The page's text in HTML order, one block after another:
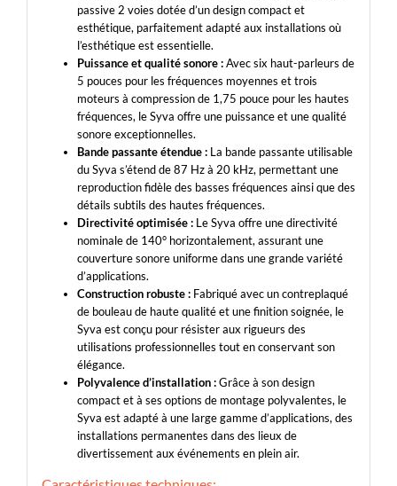
passive 2 voies dotée d’un design compact et
esthétique, parfaitement adapté aux installations où
l’esthétique est essentielle.
Puissance et qualité sonore :Avec six haut-parleurs de
5 pouces pour les fréquences moyennes et trois
moteurs à compression de 1,75 pouce pour les hautes
fréquences, le Syva offre une puissance et une qualité
sonore exceptionnelles.
Bande passante étendue :La bande passante utilisable
du Syva s’étend de 87 Hz à 20 kHz, permettant une
reproduction fidèle des basses fréquences ainsi que des
détails subtils des hautes fréquences.
Directivité optimisée :Le Syva offre une directivité
nominale de 140° horizontalement, assurant une
couverture sonore uniforme dans une grande variété
d’applications.
Construction robuste :Fabriqué avec un contreplaqué
de bouleau de haute qualité et une finition soignée, le
Syva est conçu pour résister aux rigueurs des
utilisations professionnelles tout en conservant son
élégance.
Polyvalence d’installation :Grâce à son design
compact et à ses options de montage polyvalentes, le
Syva est adapté à une large gamme d’applications, des
installations permanentes dans des lieux de
divertissement aux événements en plein air.